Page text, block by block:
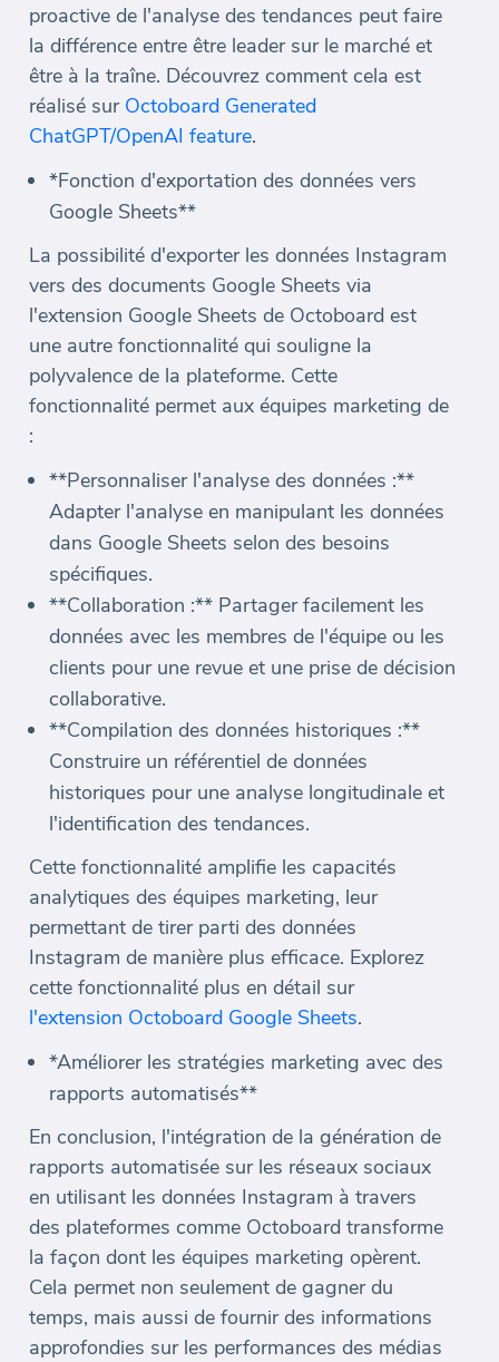
proactive de l'analyse des tendances peut faire
la différence entre être leader sur le marché et
être à la traîne. Découvrez comment cela est
réalisé sur Octoboard Generated
ChatGPT/OpenAI feature.
*Fonction d'exportation des données vers
Google Sheets**
La possibilité d'exporter les données Instagram
vers des documents Google Sheets via
l'extension Google Sheets de Octoboard est
une autre fonctionnalité qui souligne la
polyvalence de la plateforme. Cette
fonctionnalité permet aux équipes marketing de
:
**Personnaliser l'analyse des données :**
Adapter l'analyse en manipulant les données
dans Google Sheets selon des besoins
spécifiques.
**Collaboration :** Partager facilement les
données avec les membres de l'équipe ou les
clients pour une revue et une prise de décision
collaborative.
**Compilation des données historiques :**
Construire un référentiel de données
historiques pour une analyse longitudinale et
l'identification des tendances.
Cette fonctionnalité amplifie les capacités
analytiques des équipes marketing, leur
permettant de tirer parti des données
Instagram de manière plus efficace. Explorez
cette fonctionnalité plus en détail sur
l'extension Octoboard Google Sheets.
*Améliorer les stratégies marketing avec des
rapports automatisés**
En conclusion, l'intégration de la génération de
rapports automatisée sur les réseaux sociaux
en utilisant les données Instagram à travers
des plateformes comme Octoboard transforme
la façon dont les équipes marketing opèrent.
Cela permet non seulement de gagner du
temps, mais aussi de fournir des informations
approfondies sur les performances des médias